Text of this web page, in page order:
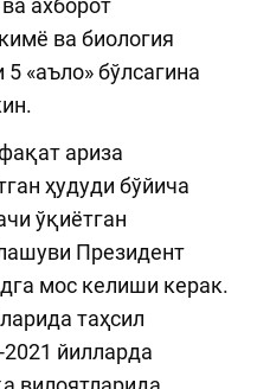
ахборот
ва биология
«аъло» бўлсагина
ариза
ҳудуди бўйича
ўқиётган
Президент
мос келиши керак.
таҳсил
йилларда